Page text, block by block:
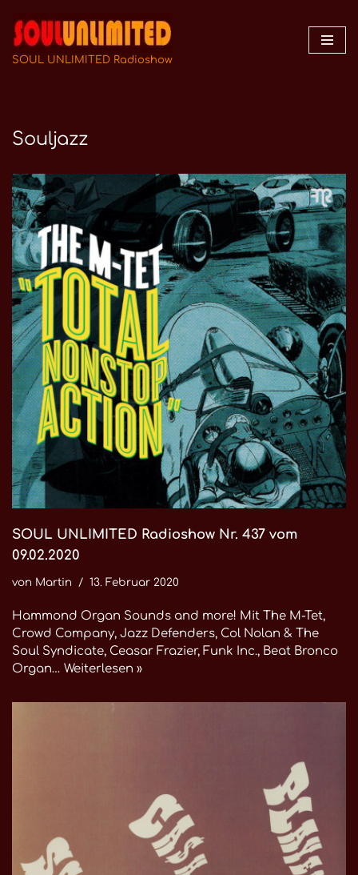
Zum
Inhalt
SOUL UNLIMITED Radioshow
Souljazz
SOUL UNLIMITED Radioshow Nr. 437 vom
09.02.2020
von Martin 13. Februar 2020
Hammond Organ Sounds and more! Mit The M-Tet,
Crowd Company, Jazz Defenders, Col Nolan & The
Soul Syndicate, Ceasar Frazier, Funk Inc., Beat Bronco
Organ… Weiterlesen »